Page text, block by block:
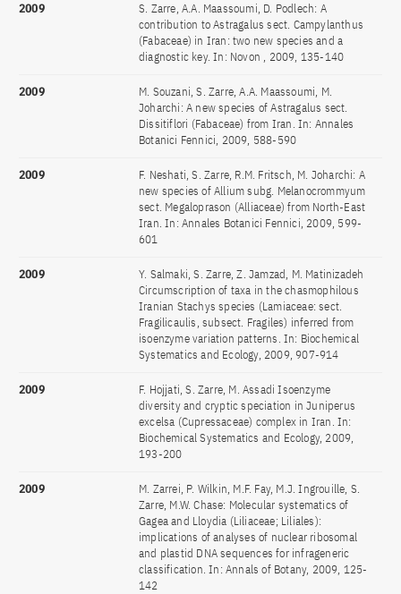
2009
S. Zarre, A.A. Maassoumi, D. Podlech: A
contribution to Astragalus sect. Campylanthus
(Fabaceae) in Iran: two new species and a
diagnostic key. In: Novon , 2009, 135-140
2009
M. Souzani, S. Zarre, A.A. Maassoumi, M.
Joharchi: A new species of Astragalus sect.
Dissitiflori (Fabaceae) from Iran. In: Annales
Botanici Fennici, 2009, 588-590
2009
F. Neshati, S. Zarre, R.M. Fritsch, M. Joharchi: A
new species of Allium subg. Melanocrommyum
sect. Megaloprason (Alliaceae) from North-East
Iran. In: Annales Botanici Fennici, 2009, 599-
601
2009
Y. Salmaki, S. Zarre, Z. Jamzad, M. Matinizadeh
Circumscription of taxa in the chasmophilous
Iranian Stachys species (Lamiaceae: sect.
Fragilicaulis, subsect. Fragiles) inferred from
isoenzyme variation patterns. In: Biochemical
Systematics and Ecology, 2009, 907-914
2009
F. Hojjati, S. Zarre, M. Assadi Isoenzyme
diversity and cryptic speciation in Juniperus
excelsa (Cupressaceae) complex in Iran. In:
Biochemical Systematics and Ecology, 2009,
193-200
2009
M. Zarrei, P. Wilkin, M.F. Fay, M.J. Ingrouille, S.
Zarre, M.W. Chase: Molecular systematics of
Gagea and Lloydia (Liliaceae; Liliales):
implications of analyses of nuclear ribosomal
and plastid DNA sequences for infrageneric
classification. In: Annals of Botany, 2009, 125-
142